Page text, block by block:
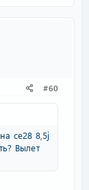
#60
ce28 8,5j
Вылет